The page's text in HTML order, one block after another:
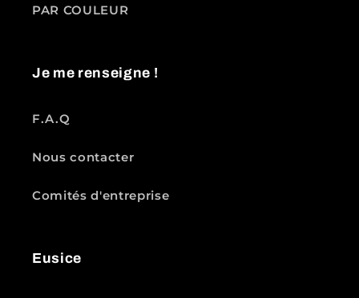
PAR COULEUR
Je me renseigne !
F.A.Q
Nous contacter
Comités d'entreprise
Eusice